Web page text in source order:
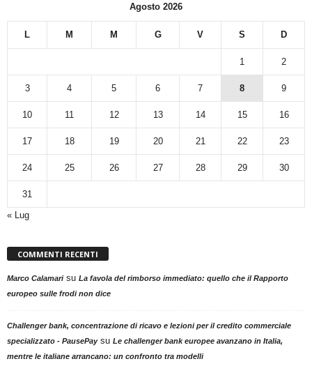
Agosto 2026
L M M G V S D
1 2
3 4 5 6 7 8 9
10 11 12 13 14 15 16
17 18 19 20 21 22 23
24 25 26 27 28 29 30
31
« Lug
COMMENTI RECENTI
Marco Calamarisu La favola del rimborso immediato: quello che il Rapporto
europeo sulle frodi non dice
Challenger bank, concentrazione di ricavo e lezioni per il credito commerciale
specializzato - PausePaysu Le challenger bank europee avanzano in Italia,
mentre le italiane arrancano: un confronto tra modelli